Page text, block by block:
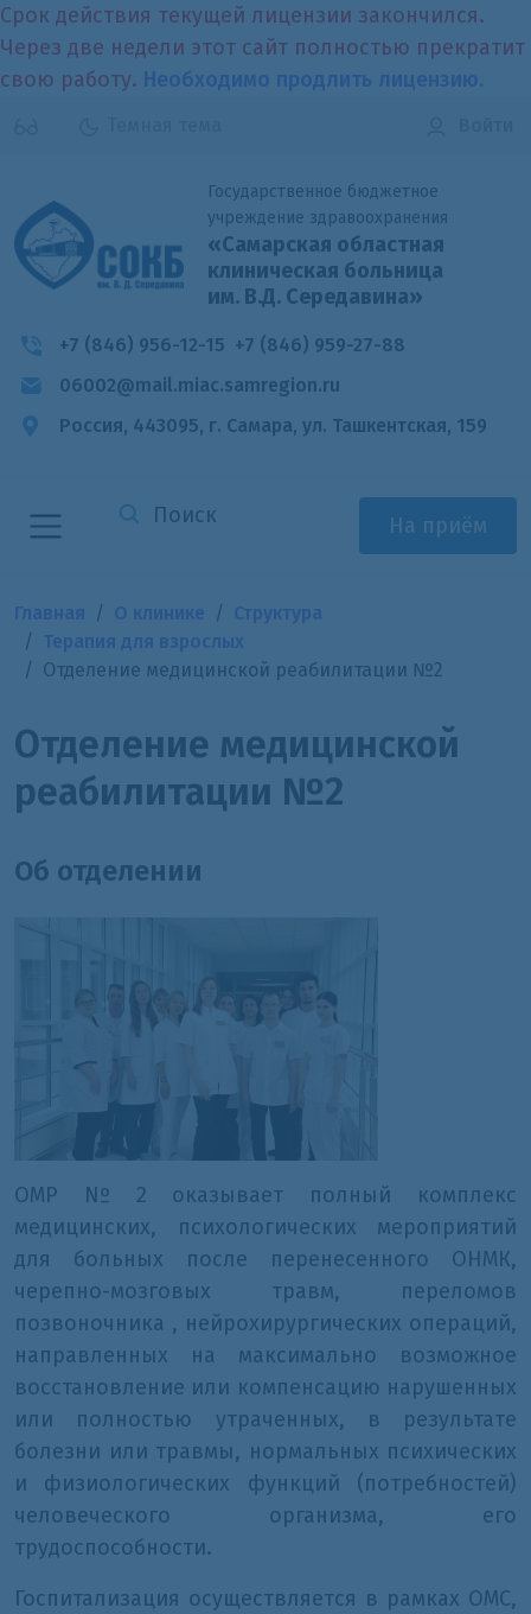
Срок действия текущей лицензии закончился.
Через две недели этот сайт полностью прекратит
свою работу.
Государственное бюджетное
учреждение здравоохранения
«Самарская областная
клиническая больница
им. В.Д. Середавина»
+7 (846) 956-12-15 +7 (846) 959-27-88
06002@mail.miac.samregion.ru
Россия, 443095, г. Самара, ул. Ташкентская, 159
На приём
Отделение медицинской реабилитации №2
Отделение медицинской
реабилитации №2
Об отделении
ОМР Nº 2 оказывает полный комплекс
медицинских, психологических мероприятий
для больных после перенесенного ОНМК,
черепно-мозговых травм, переломов
позвоночника , нейрохирургических операций,
направленных на максимально возможное
восстановление или компенсацию нарушенных
или полностью утраченных, в результате
болезни или травмы, нормальных психических
и физиологических функций (потребностей)
человеческого организма, его
трудоспособности.
Госпитализация осуществляется в рамках ОМС,